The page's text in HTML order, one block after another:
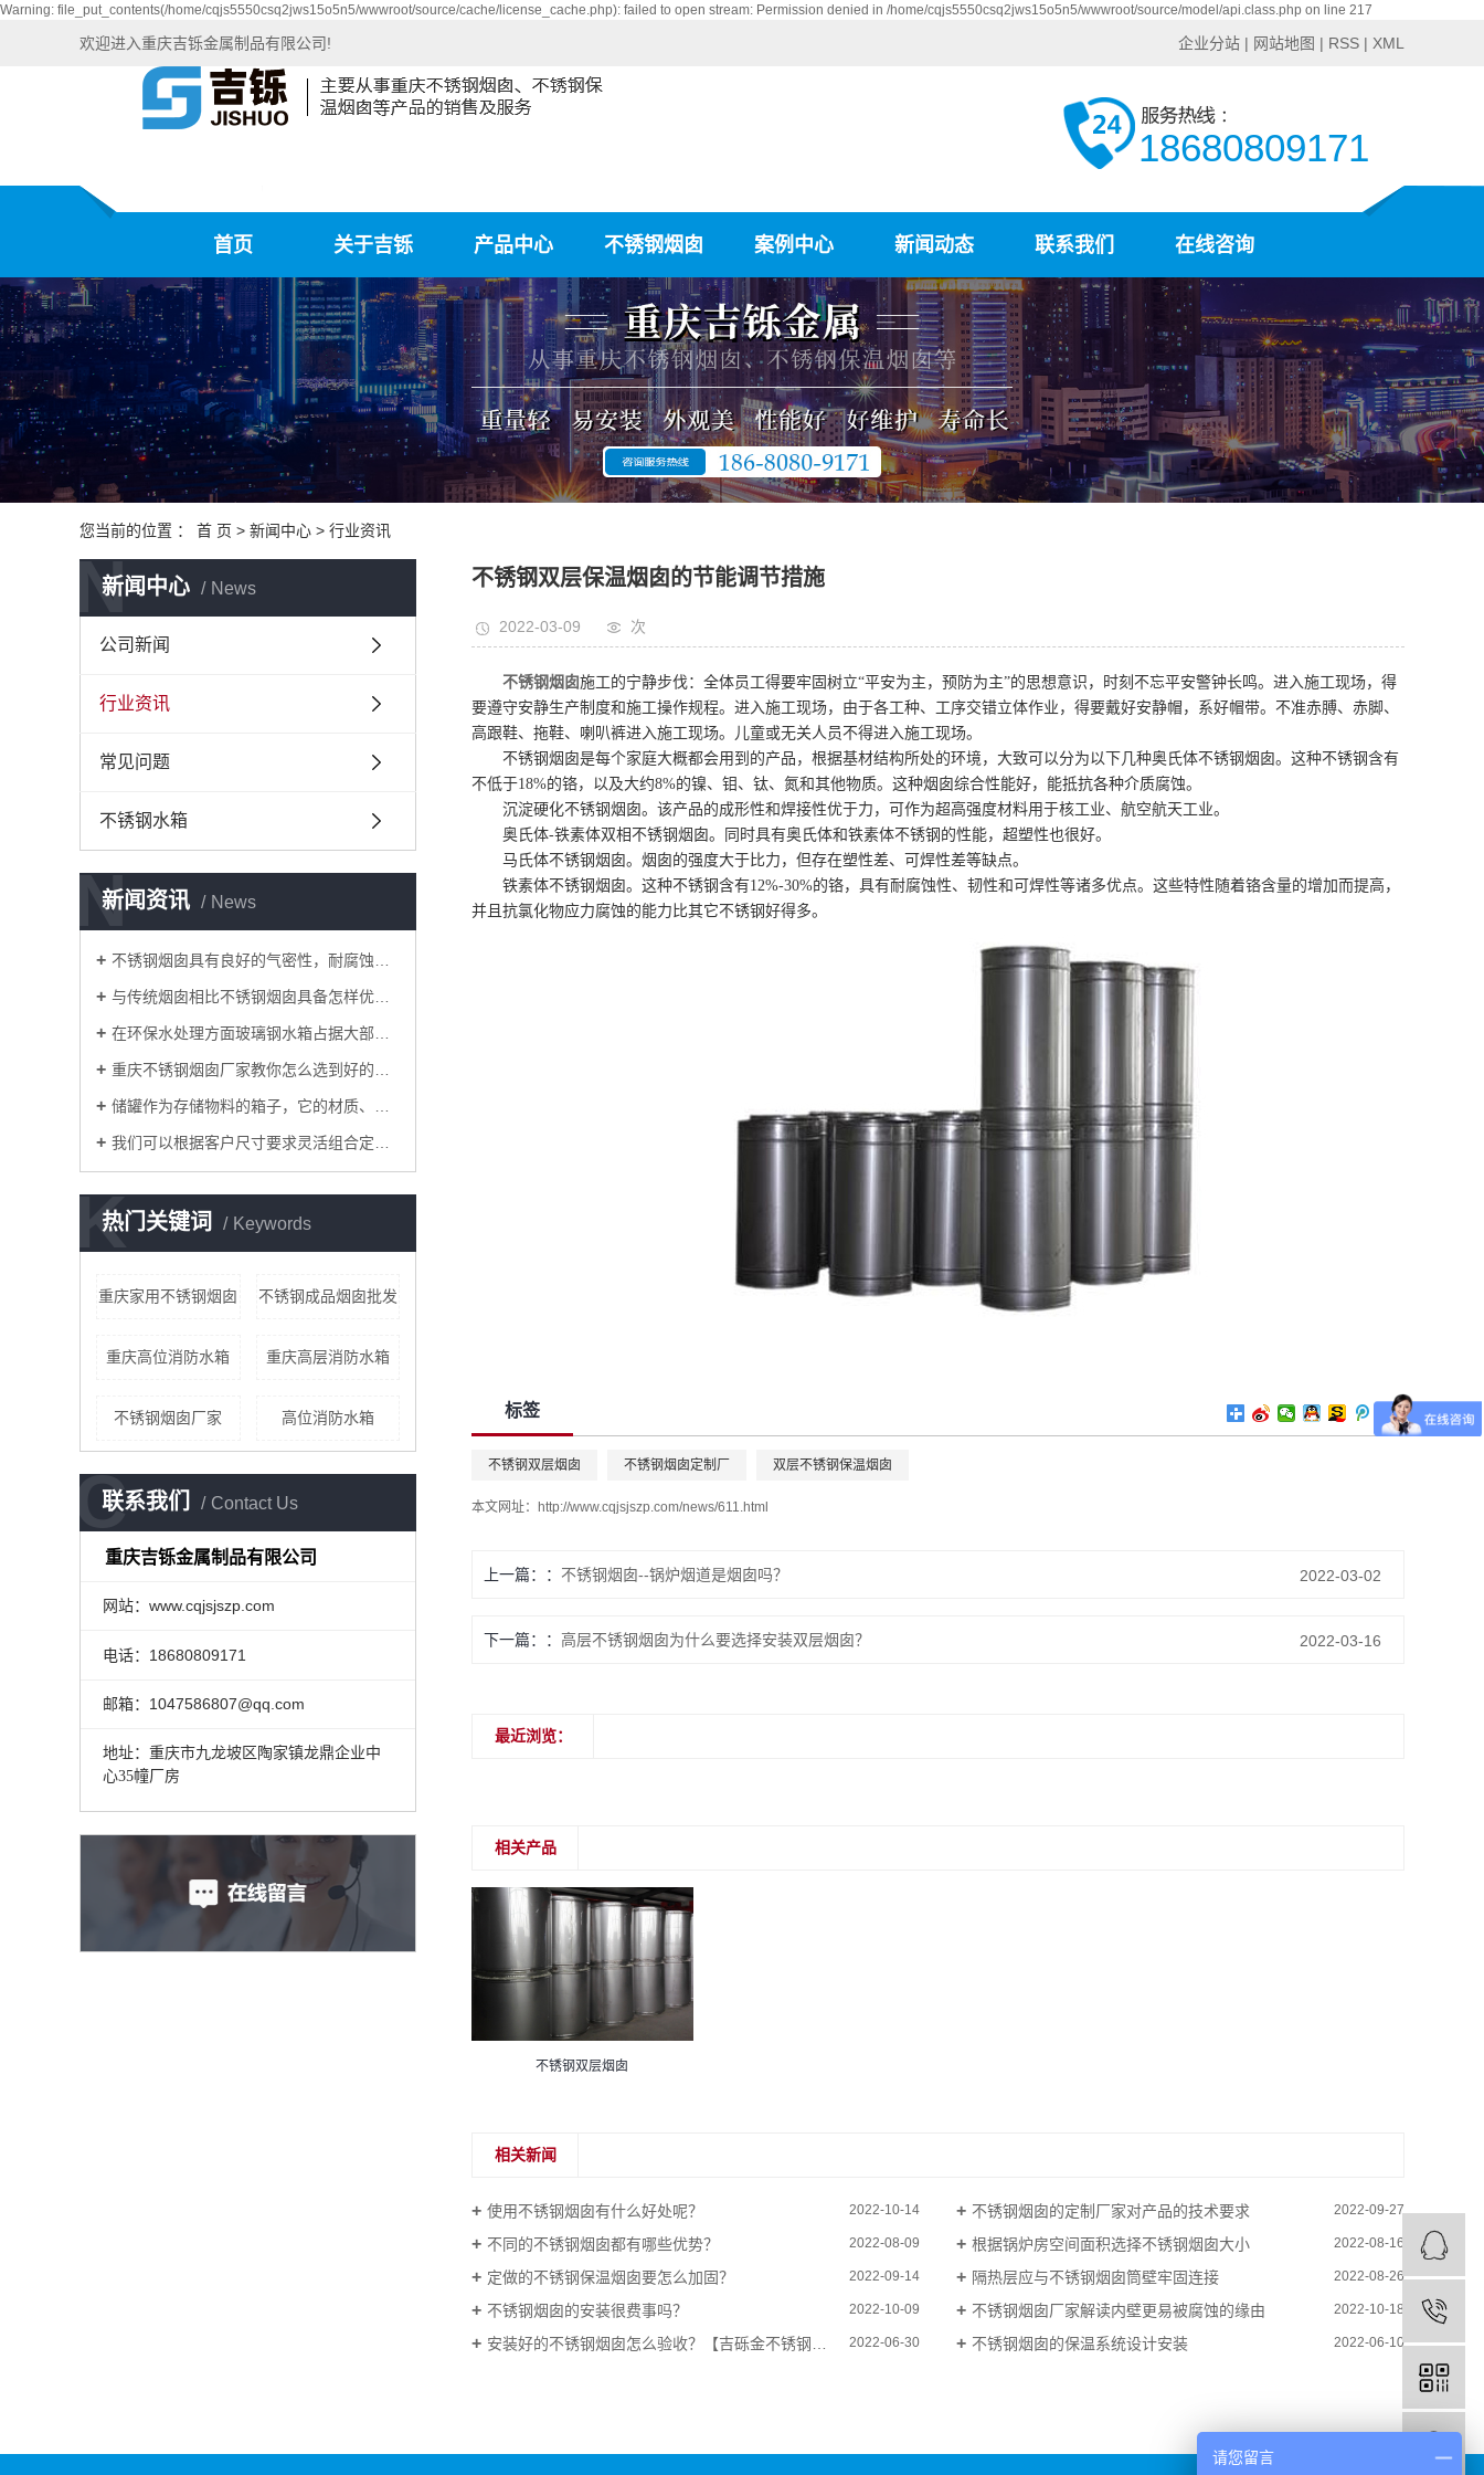
Warning: file_put_contents(/home/cqjs5550csq2jws15o5n5/wwwroot/source/cache/license_cache.php): failed to open stream: Permission denied in /home/cqjs5550csq2jws15o5n5/wwwroot/source/model/api.class.php on line 217
欢迎进入重庆吉铄金属制品有限公司! 企业分站 | 网站地图 | RSS | XML
18680809171
首页 关于吉铄 产品中心 不锈钢烟囱 案例中心 新闻动态 联系我们 在线咨询
您当前的位置 ： 首 页 > 新闻中心 > 行业资讯
新闻中心 News
N
公司新闻
行业资讯
常见问题
不锈钢水箱
新闻资讯 News
N
不锈钢烟囱具有良好的气密性，耐腐蚀等优点逐渐替代了传统的烟囱
与传统烟囱相比不锈钢烟囱具备怎样优势？
​在环保水处理方面玻璃钢水箱占据大部分位置，得到了市场的认可
重庆不锈钢烟囱厂家教你怎么选到好的不锈钢烟囱
储罐作为存储物料的箱子，它的材质、应用场合分别有哪些
我们可以根据客户尺寸要求灵活组合定做生活水箱
热门关键词 Keywords
K
重庆家用不锈钢烟囱 不锈钢成品烟囱批发
重庆高位消防水箱 重庆高层消防水箱
不锈钢烟囱厂家 高位消防水箱
保温不锈钢烟囱 重庆动力风机
重庆双层不锈钢烟囱 重庆不锈钢预制烟囱
联系我们 Contact Us
C
重庆吉铄金属制品有限公司
网站：www.cqjsjszp.com
电话：18680809171
邮箱：1047586807@qq.com
地址： 重庆市九龙坡区陶家镇龙鼎企业中
心35幢厂房
不锈钢双层保温烟囱的节能调节措施
2022-03-09 次
不锈钢烟囱施工的宁静步伐：全体员工得要牢固树立“平安为主，预防为主”的思想意识，时刻不忘平安警钟长鸣。进入施工现场，得
要遵守安静生产制度和施工操作规程。进入施工现场，由于各工种、工序交错立体作业，得要戴好安静帽，系好帽带。不准赤膊、赤脚、
高跟鞋、拖鞋、喇叭裤进入施工现场。儿童或无关人员不得进入施工现场。
不锈钢烟囱是每个家庭大概都会用到的产品，根据基材结构所处的环境，大致可以分为以下几种奥氏体不锈钢烟囱。这种不锈钢含有
不低于18%的铬，以及大约8%的镍、钼、钛、氮和其他物质。这种烟囱综合性能好，能抵抗各种介质腐蚀。
沉淀硬化不锈钢烟囱。该产品的成形性和焊接性优于力，可作为超高强度材料用于核工业、航空航天工业。
奥氏体-铁素体双相不锈钢烟囱。同时具有奥氏体和铁素体不锈钢的性能，超塑性也很好。
马氏体不锈钢烟囱。烟囱的强度大于比力，但存在塑性差、可焊性差等缺点。
铁素体不锈钢烟囱。这种不锈钢含有12%-30%的铬，具有耐腐蚀性、韧性和可焊性等诸多优点。这些特性随着铬含量的增加而提高，
并且抗氯化物应力腐蚀的能力比其它不锈钢好得多。
标签
不锈钢双层烟囱 不锈钢烟囱定制厂 双层不锈钢保温烟囱
本文网址： http://www.cqjsjszp.com/news/611.html
上一篇： 不锈钢烟囱--锅炉烟道是烟囱吗？ 2022-03-02
下一篇： 高层不锈钢烟囱为什么要选择安装双层烟囱？ 2022-03-16
最近浏览：
相关产品
不锈钢双层烟囱
相关新闻
使用不锈钢烟囱有什么好处呢？ 2022-10-14 不锈钢烟囱的定制厂家对产品的技术要求 2022-09-27
不同的不锈钢烟囱都有哪些优势？ 2022-08-09 根据锅炉房空间面积选择不锈钢烟囱大小 2022-08-16
定做的不锈钢保温烟囱要怎么加固？ 2022-09-14 隔热层应与不锈钢烟囱筒壁牢固连接 2022-08-26
不锈钢烟囱的安装很费事吗？ 2022-10-09 不锈钢烟囱厂家解读内壁更易被腐蚀的缘由 2022-10-18
安装好的不锈钢烟囱怎么验收？【吉砾金不锈钢烟囱】 2022-06-30 不锈钢烟囱的保温系统设计安装 2022-06-10
请您留言